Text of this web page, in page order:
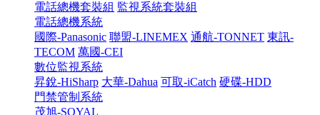
電話總機套裝組 監視系統套裝組
電話總機系統
國際-Panasonic 聯盟-LINEMEX 通航-TONNET 東訊-
TECOM 萬國-CEI
數位監視系統
昇銳-HiSharp 大華-Dahua 可取-iCatch 硬碟-HDD
門禁管制系統
茂旭-SOYAL